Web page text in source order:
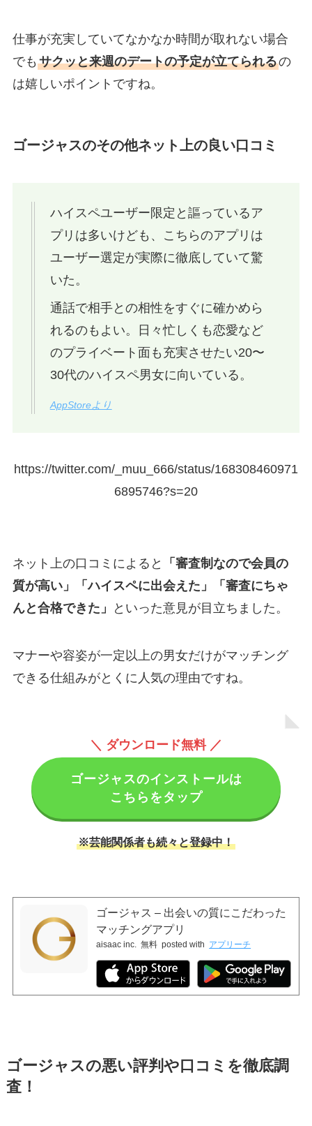
仕事が充実していてなかなか時間が取れない場合
でも サクッと来週のデートの予定が立てられるの
は嬉しいポイントですね。
ゴージャスのその他ネット上の良い口コミ
ハイスペユーザー限定と謳っているア
プリは多いけども、こちらのアプリは
ユーザー選定が実際に徹底していて驚
いた。
通話で相手との相性をすぐに確かめら
れるのもよい。日々忙しくも恋愛など
のプライベート面も充実させたい20〜
30代のハイスペ男女に向いている。
AppStoreより
https://twitter.com/_muu_666/status/168308460971
6895746?s=20
ネット上の口コミによると
「審査制なので会員の
質が高い」「ハイスペに出会えた」「審査にちゃ
んと合格できた」
といった意見が目立ちました。
マナーや容姿が一定以上の男女だけがマッチング
できる仕組みがとくに人気の理由ですね。
＼ ダウンロード無料 ／
ゴージャスのインストールは
こちらをタップ
※芸能関係者も続々と登録中！
ゴージャス – 出会いの質にこだわった
マッチングアプリ
aisaac inc. 無料 posted with アプリーチ
ゴージャスの悪い評判や口コミを徹底調
査！